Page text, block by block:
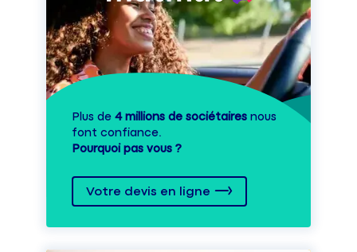
Plus de 4 millions de sociétaires nous
font confiance.
Pourquoi pas vous ?
Votre devis en ligne